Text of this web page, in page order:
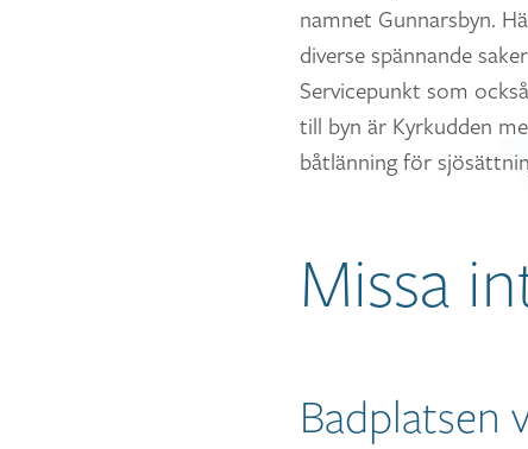
namnet Gunnarsbyn.
diverse spännande
Servicepunkt som
till byn är Kyrkudden
båtlänning för
Missa
Badplatsen